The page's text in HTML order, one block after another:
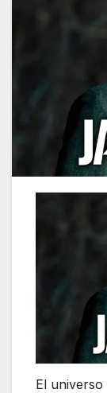
El universo